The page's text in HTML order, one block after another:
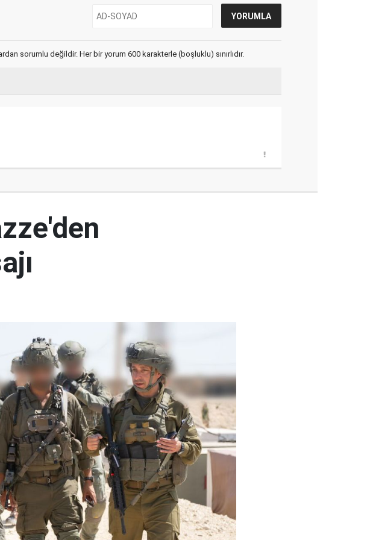
sorumlu değildir. Her bir yorum 600 karakterle (boşluklu) sınırlıdır.